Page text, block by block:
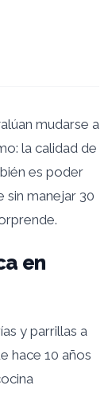
mudarse a
la calidad de
es poder
sin manejar 30
en
y parrillas a
hace 10 años